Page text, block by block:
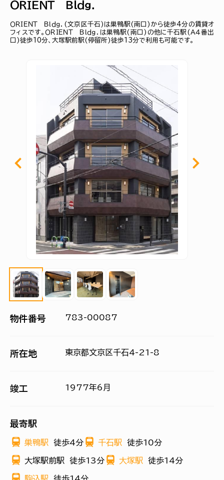
ＯＲＩＥＮＴ Ｂｌｄｇ．
ＯＲＩＥＮＴ Ｂｌｄｇ．(文京区千石)は巣鴨駅(南口)から徒歩4分の賃貸オ
フィスです。ＯＲＩＥＮＴ Ｂｌｄｇ．は巣鴨駅(南口)の他に千石駅(Ａ４番出
口)徒歩10分、大塚駅前駅(停留所)徒歩13分で利用も可能です。
物件番号 783-00087
所在地 東京都文京区千石4-21-8
竣工 1977年6月
最寄駅
巣鴨駅 徒歩4分 千石駅 徒歩10分
大塚駅前駅 徒歩13分 大塚駅 徒歩14分
駒込駅 徒歩14分